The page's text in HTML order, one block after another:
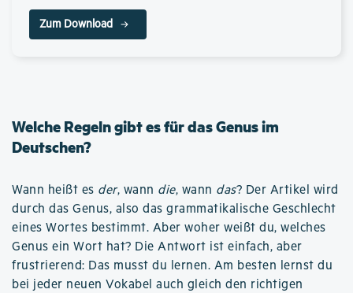
Zum Download
Welche Regeln gibt es für das Genus im
Deutschen?
Wann heißt es der, wann die, wann das? Der Artikel wird
durch das Genus, also das grammatikalische Geschlecht
eines Wortes bestimmt. Aber woher weißt du, welches
Genus ein Wort hat? Die Antwort ist einfach, aber
frustrierend: Das musst du lernen. Am besten lernst du
bei jeder neuen Vokabel auch gleich den richtigen